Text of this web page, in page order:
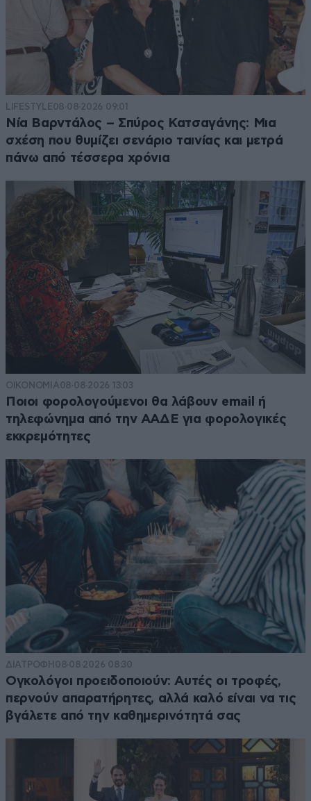
LIFESTYLE08·08·2026 09:01
Νία Βαρντάλος – Σπύρος Κατσαγάνης: Μια
σχέση που θυμίζει σενάριο ταινίας και μετρά
πάνω από τέσσερα χρόνια
ΟΙΚΟΝΟΜΙΑ08·08·2026 13:03
Ποιοι φορολογούμενοι θα λάβουν email ή
τηλεφώνημα από την ΑΑΔΕ για φορολογικές
εκκρεμότητες
ΔΙΑΤΡΟΦΗ 08·08·2026 08:30
Ογκολόγοι προειδοποιούν: Αυτές οι τροφές,
περνούν απαρατήρητες, αλλά καλό είναι να τις
βγάλετε από την καθημερινότητά σας